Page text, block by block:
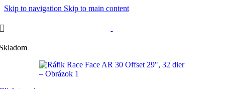
Skip to navigation Skip to main content